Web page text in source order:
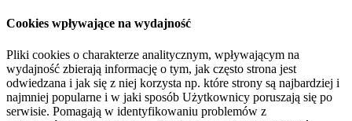
Cookies wpływające na wydajność
Pliki cookies o charakterze analitycznym, wpływającym na
wydajność zbierają informację o tym, jak często strona jest
odwiedzana i jak się z niej korzysta np. które strony są najbardziej i
najmniej popularne i w jaki sposób Użytkownicy poruszają się po
serwisie. Pomagają w identyfikowaniu problemów z